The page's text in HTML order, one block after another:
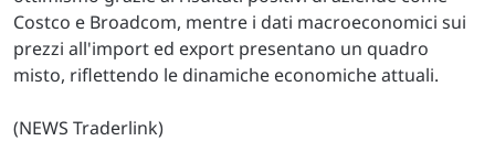
Costco e Broadcom, mentre i dati macroeconomici sui
prezzi all'import ed export presentano un quadro
misto, riflettendo le dinamiche economiche attuali.
(NEWS Traderlink)